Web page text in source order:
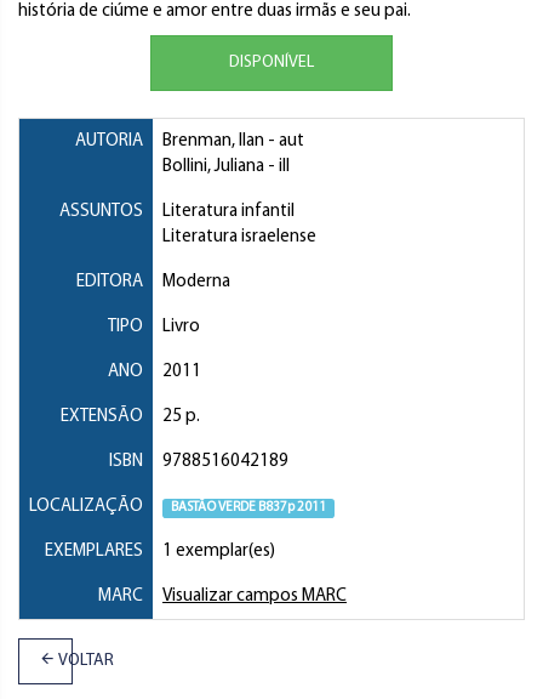
história de ciúme e amor entre duas irmãs e seu pai.
DISPONÍVEL
AUTORIA Brenman, Ilan - aut
Bollini, Juliana - ill
ASSUNTOS
Literatura infantil
Literatura israelense
EDITORA Moderna
TIPO Livro
ANO 2011
EXTENSÃO 25 p.
ISBN 9788516042189
LOCALIZAÇÃO BASTÃO VERDE B837p 2011
EXEMPLARES 1 exemplar(es)
MARC Visualizar campos MARC
VOLTAR